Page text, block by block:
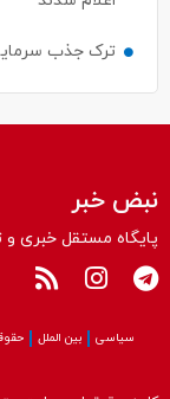
ترک جذب
نبض خبر
پایگاه مستقل خبری و
سیاسی بین الملل